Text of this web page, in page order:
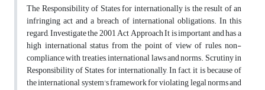
The Responsibility of States for internationally is the result of an
infringing act and a breach of international obligations. In this
regard, Investigate the 2001 Act Approach It is important and has a
high international status from the point of view of rules, non-
compliance with treaties, international laws and norms. Scrutiny in
Responsibility of States for internationally, In fact, it is because of
the international system's framework for violating legal norms and